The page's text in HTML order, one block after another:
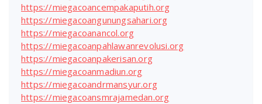
https://miegacoancempakaputih.org
https://miegacoangunungsahari.org
https://miegacoanancol.org
https://miegacoanpahlawanrevolusi.org
https://miegacoanpakerisan.org
https://miegacoanmadiun.org
https://miegacoandrmansyur.org
https://miegacoansmrajamedan.org